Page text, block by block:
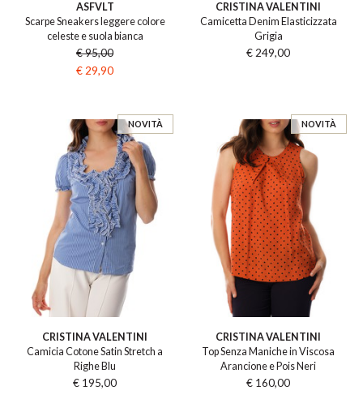
ASFVLT
Scarpe Sneakers leggere colore
celeste e suola bianca
€ 95,00
€ 29,90
CRISTINA VALENTINI
Camicetta Denim Elasticizzata
Grigia
€ 249,00
NOVITÀ
CRISTINA VALENTINI
Camicia Cotone Satin Stretch a
Righe Blu
€ 195,00
NOVITÀ
CRISTINA VALENTINI
Top Senza Maniche in Viscosa
Arancione e Pois Neri
€ 160,00